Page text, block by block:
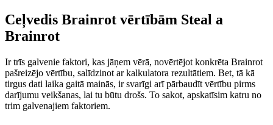
Ceļvedis Brainrot vērtībām Steal a
Brainrot
Ir trīs galvenie faktori, kas jāņem vērā, novērtējot konkrēta Brainrot
pašreizējo vērtību, salīdzinot ar kalkulatora rezultātiem. Bet, tā kā
tirgus dati laika gaitā mainās, ir svarīgi arī pārbaudīt vērtību pirms
darījumu veikšanas, lai tu būtu drošs. To sakot, apskatīsim katru no
trim galvenajiem faktoriem.